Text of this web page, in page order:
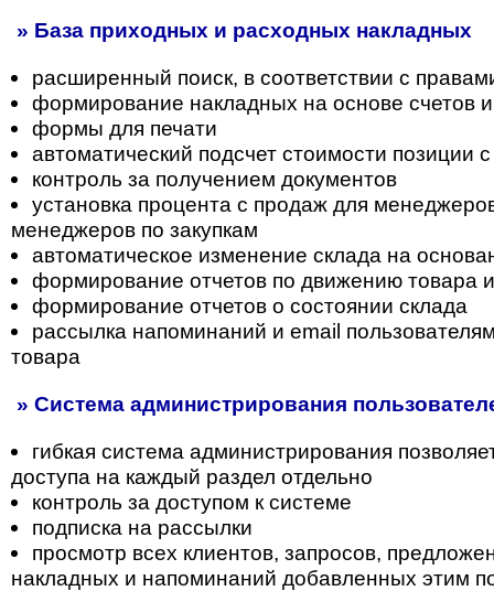
» База приходных и расходных накладных
расширенный поиск, в соответствии с
формирование накладных на основе счетов и
формы для печати
автоматический подсчет стоимости позиции
контроль за получением документов
установка процента с продаж для
менеджеров по закупкам
автоматическое изменение склада на
формирование отчетов по движению товара
формирование отчетов о состоянии склада
рассылка напоминаний и email
товара
» Система администрирования
гибкая система администрирования
доступа на каждый раздел отдельно
контроль за доступом к системе
подписка на рассылки
просмотр всех клиентов, запросов,
накладных и напоминаний добавленных этим